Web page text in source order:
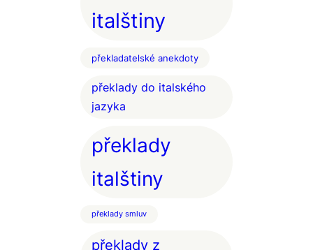
italštiny
překladatelské anekdoty
překlady do italského
jazyka
překlady
italštiny
překlady smluv
překlady z